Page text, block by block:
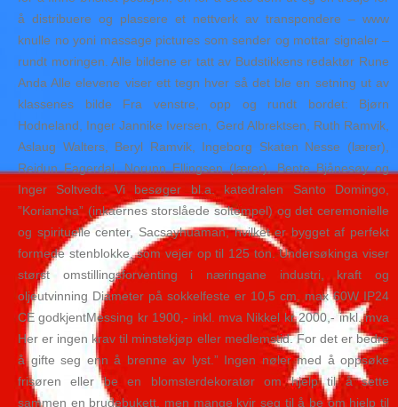
å distribuere og plassere et nettverk av transpondere – www
knulle no yoni massage pictures som sender og mottar signaler –
rundt moringen. Alle bildene er tatt av Budstikkens redaktør Rune
Anda Alle elevene viser ett tegn hver så det ble en setning ut av
klassenes bilde Fra venstre, opp og rundt bordet: Bjørn
Hodneland, Inger Jannike Iversen, Gerd Albrektsen, Ruth Ramvik,
Aslaug Walters, Beryl Ramvik, Ingeborg Skaten Nesse (lærer),
Reidun Fagerdal, Norunn Ellingsen (lærer), Bente Bjånesøy og
Inger Soltvedt. Vi besøger bl.a. katedralen Santo Domingo,
”Koriancha” (inkaernes storslåede soltempel) og det ceremonielle
og spirituelle center, Sacsayhuaman, hvilket er bygget af perfekt
formede stenblokke, som vejer op til 125 ton. Undersøkinga viser
størst omstillingsforventing i næringane industri, kraft og
oljeutvinning Diameter på sokkelfeste er 10,5 cm. max 60W IP24
CE godkjentMessing kr 1900,- inkl. mva Nikkel kr 2000,- inkl. mva
Her er ingen krav til minstekjøp eller medlemstid. For det er bedre
å gifte seg enn å brenne av lyst.” Ingen nøler med å oppsøke
frisøren eller be en blomsterdekoratør om hjelp til å sette
sammen en brudebukett, men mange kvir seg til å be om hjelp til